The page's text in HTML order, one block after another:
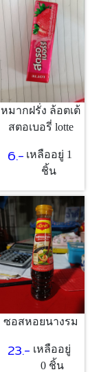
หมากฝรั่ง ล้อตเต้
สตอเบอรี่ lotte
6.- เหลืออยู่ 1
ชิ้น
ซอสหอยนางรม
23.- เหลืออยู่
0 ชิ้น